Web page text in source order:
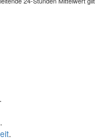
.
.
.